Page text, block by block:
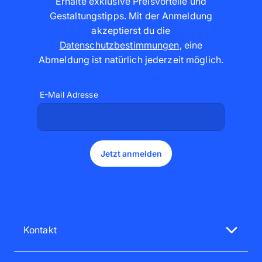
Gestaltungstipps. Mit der Anmeldung
akzeptierst du die
Datenschutzbestimmungen, eine
Abmeldung ist natürlich jederzeit möglich.
E-Mail Adresse
Jetzt anmelden
Kontakt
Unsere Service-Mitarbeiter sind gerne für dich da